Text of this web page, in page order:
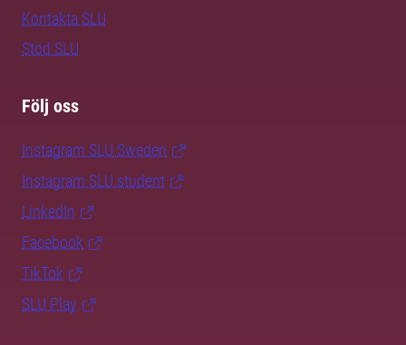
Kontakta SLU
Stöd SLU
Följ oss
Instagram SLU.Sweden
Instagram SLU.student
LinkedIn
Facebook
TikTok
SLU Play